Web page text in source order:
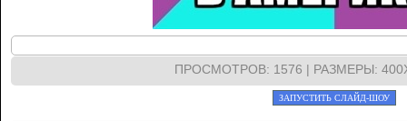
ПРОСМОТРОВ: 1576 | РАЗМЕРЫ: